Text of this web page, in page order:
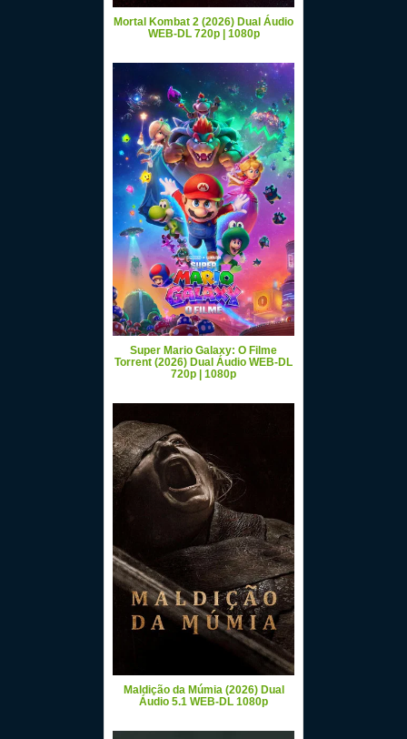
Mortal Kombat 2 (2026) Dual Áudio
WEB-DL 720p | 1080p
Super Mario Galaxy: O Filme
Torrent (2026) Dual Áudio WEB-DL
720p | 1080p
Maldição da Múmia (2026) Dual
Áudio 5.1 WEB-DL 1080p